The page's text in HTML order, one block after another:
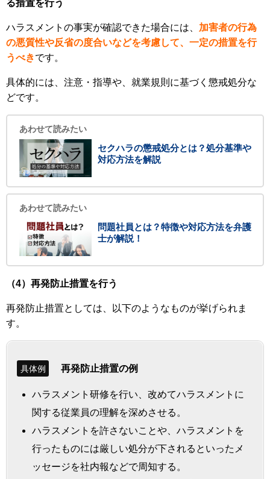
る措置を行う
ハラスメントの事実が確認できた場合には、 加害者の行為
の悪質性や反省の度合いなどを考慮して、一定の措置を行
うべきです。
具体的には、注意・指導や、就業規則に基づく懲戒処分な
どです。
あわせて読みたい
セクハラの懲戒処分とは？処分基準や
対応方法を解説
あわせて読みたい
問題社員とは？特徴や対応方法を弁護
士が解説！
（4）再発防止措置を行う
再発防止措置としては、以下のようなものが挙げられま
す。
具体例 再発防止措置の例
ハラスメント研修を行い、改めてハラスメントに
関する従業員の理解を深めさせる。
ハラスメントを許さないことや、ハラスメントを
行ったものには厳しい処分が下されるといったメ
ッセージを社内報などで周知する。